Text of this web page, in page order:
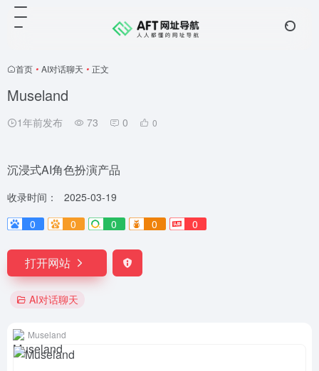
首页 • AI对话聊天 • 正文
Museland
1年前发布 73 0 0
沉浸式AI角色扮演产品
收录时间：
2025-03-19
0
0 0 0 0
打开网站
AI对话聊天
Museland